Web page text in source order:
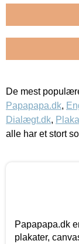
De mest
Papapapa.dk,
Dialægt.dk,
alle har et stort
Papapapa.dk
plakater,